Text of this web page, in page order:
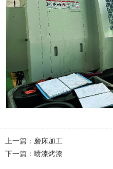
上一篇： 磨床加工
下一篇： 喷漆烤漆